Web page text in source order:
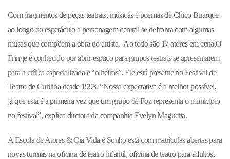
Com fragmentos de peças teatrais, músicas e poemas de Chico Buarque
ao longo do espetáculo a personagem central se defronta com algumas
musas que compõem a obra do artista. Ao todo são 17 atores em cena.O
Fringe é conhecido por abrir espaço para grupos teatrais se apresentarem
para a crítica especializada e “olheiros”. Ele está presente no Festival de
Teatro de Curitiba desde 1998. “Nossa expectativa é a melhor possível,
já que esta é a primeira vez que um grupo de Foz representa o município
no festival”, explica diretora da companhia Evelyn Maguetta.
A Escola de Atores & Cia Vida é Sonho está com matrículas abertas para
novas turmas na oficina de teatro infantil, oficina de teatro para adultos,